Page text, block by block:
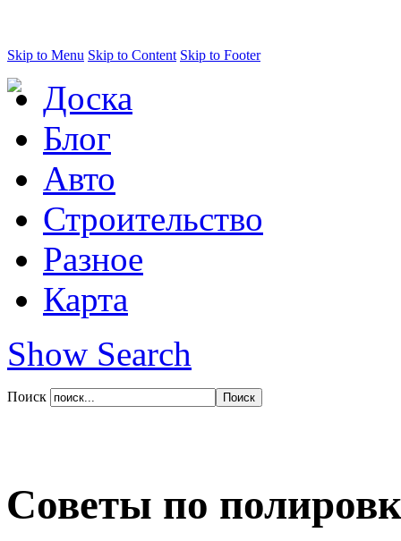
Skip to Menu Skip to Content Skip to Footer
Доска
Блог
Авто
Строительство
Разное
Карта
Show Search
Поиск
Советы по